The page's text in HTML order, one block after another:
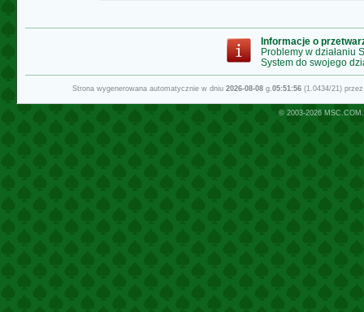
Informacje o
Problemy w działaniu
System do swojego
Strona wygenerowana automatycznie w dniu 2026-08-08g.05:51:56(1.0434/21)
© 2003-2026